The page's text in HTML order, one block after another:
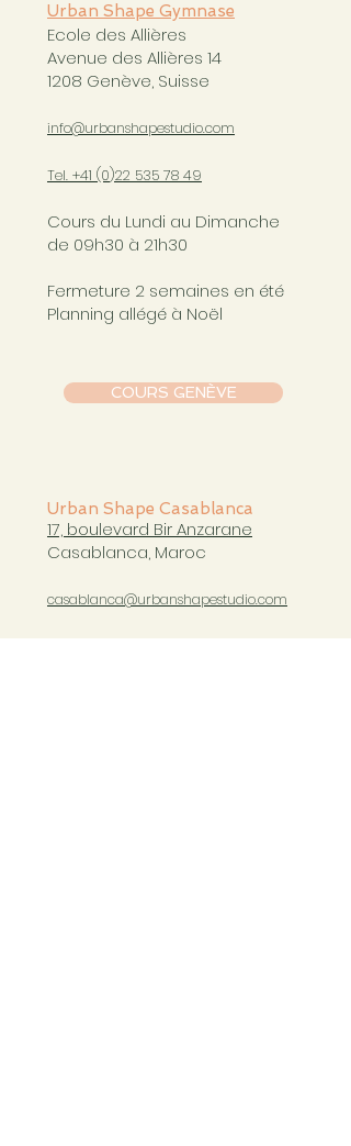
COURS GENÈVE
Urban Shape Gymnase
Ecole des Allières
Avenue des Allières 14
1208 Genève, Suisse
info@urbanshapestudio.com
Tel. +41 (0)22 535 78 49
Cours du Lundi au Dimanche
de 09h30 à 21h30
Fermeture 2 semaines en été
Planning allégé à Noël
Urban Shape Casablanca
17, boulevard Bir Anzarane
Casablanca, Maroc
casablanca@urbanshapestudio.com